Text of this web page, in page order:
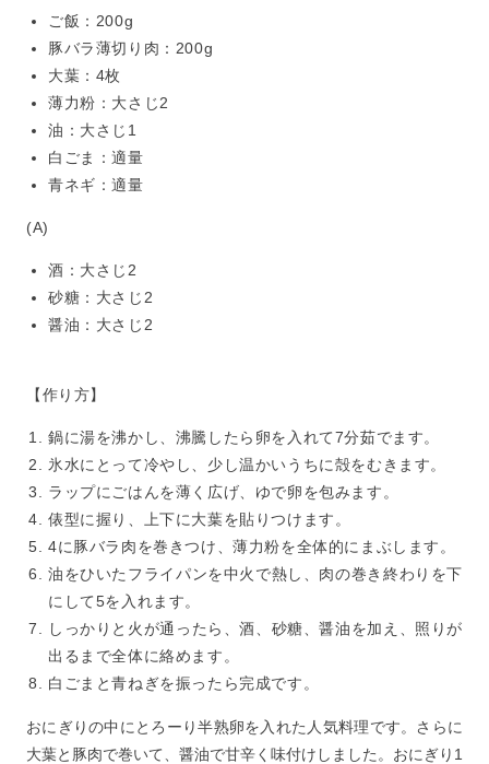
ご飯：200g
豚バラ薄切り肉：200g
大葉：4枚
薄力粉：大さじ2
油：大さじ1
白ごま：適量
青ネギ：適量
(A)
酒：大さじ2
砂糖：大さじ2
醤油：大さじ2
【作り方】
鍋に湯を沸かし、沸騰したら卵を入れて7分茹でます。
氷水にとって冷やし、少し温かいうちに殻をむきます。
ラップにごはんを薄く広げ、ゆで卵を包みます。
俵型に握り、上下に大葉を貼りつけます。
4に豚バラ肉を巻きつけ、薄力粉を全体的にまぶします。
油をひいたフライパンを中火で熱し、肉の巻き終わりを下
にして5を入れます。
しっかりと火が通ったら、酒、砂糖、醤油を加え、照りが
出るまで全体に絡めます。
白ごまと青ねぎを振ったら完成です。
おにぎりの中にとろーり半熟卵を入れた人気料理です。さらに
大葉と豚肉で巻いて、醤油で甘辛く味付けしました。おにぎり1